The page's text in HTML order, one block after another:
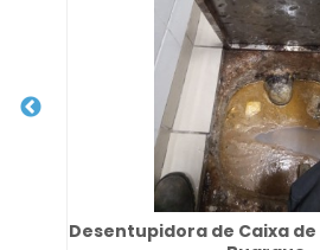
Desentupidora de Caixa